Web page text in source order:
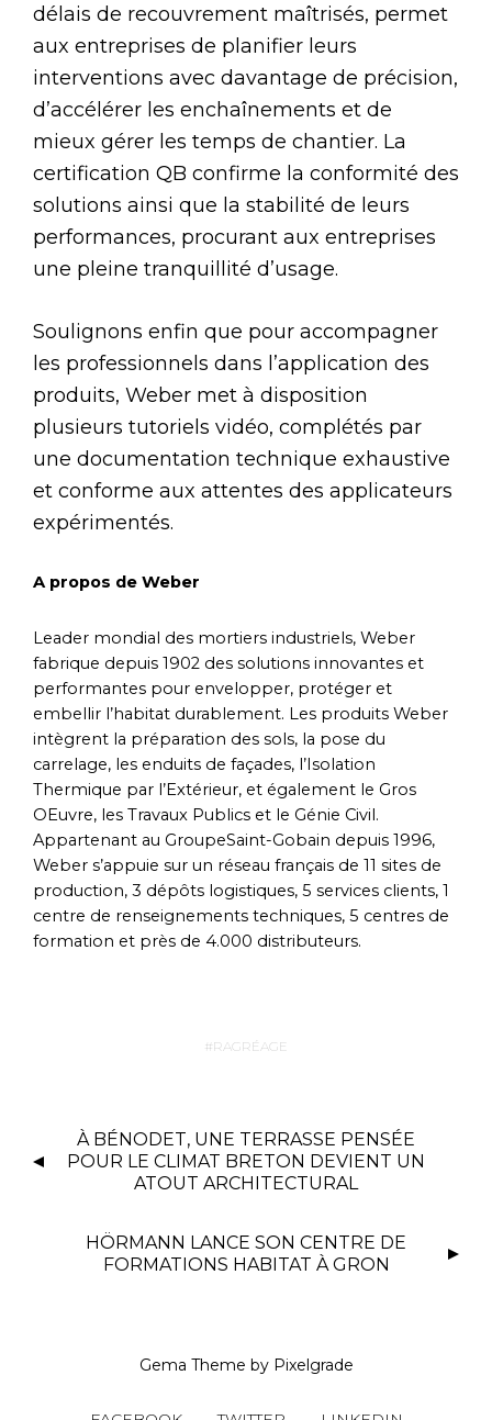
délais de recouvrement maîtrisés, permet
aux entreprises de planifier leurs
interventions avec davantage de précision,
d’accélérer les enchaînements et de
mieux gérer les temps de chantier. La
certification QB confirme la conformité des
solutions ainsi que la stabilité de leurs
performances, procurant aux entreprises
une pleine tranquillité d’usage.
Soulignons enfin que pour accompagner
les professionnels dans l’application des
produits, Weber met à disposition
plusieurs tutoriels vidéo, complétés par
une documentation technique exhaustive
et conforme aux attentes des applicateurs
expérimentés.
A propos de Weber
Leader mondial des mortiers industriels, Weber
fabrique depuis 1902 des solutions innovantes et
performantes pour envelopper, protéger et
embellir l’habitat durablement. Les produits Weber
intègrent la préparation des sols, la pose du
carrelage, les enduits de façades, l’Isolation
Thermique par l’Extérieur, et également le Gros
OEuvre, les Travaux Publics et le Génie Civil.
Appartenant au GroupeSaint-Gobain depuis 1996,
Weber s’appuie sur un réseau français de 11 sites de
production, 3 dépôts logistiques, 5 services clients, 1
centre de renseignements techniques, 5 centres de
formation et près de 4.000 distributeurs.
RAGRÉAGE
À BÉNODET, UNE TERRASSE PENSÉE
POUR LE CLIMAT BRETON DEVIENT UN
ATOUT ARCHITECTURAL
HÖRMANN LANCE SON CENTRE DE
FORMATIONS HABITAT À GRON
Gema Theme by Pixelgrade